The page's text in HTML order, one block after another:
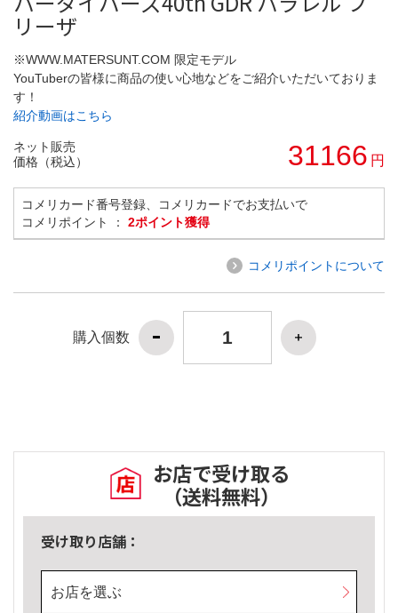
リーザ
※WWW.MATERSUNT.COM 限定モデル
YouTuberの皆様に商品の使い心地などをご紹介いただいておりま
す！
紹介動画はこちら
ネット販売
価格（税込）
31166 円
コメリカード番号登録、コメリカードでお支払いで
コメリポイント ： 2ポイント獲得
コメリポイントについて
購入個数
お店で受け取る
（送料無料）
受け取り店舗：
お店を選ぶ